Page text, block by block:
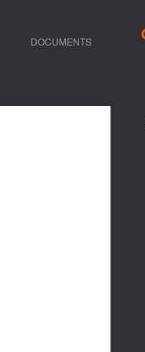
DOCUMENTS